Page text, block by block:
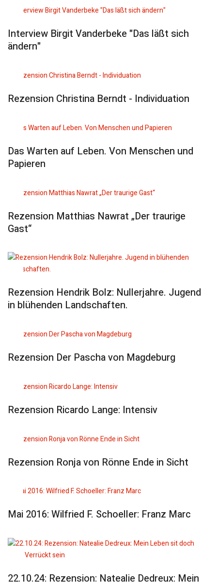
Interview Birgit Vanderbeke "Das läßt sich
ändern"
Rezension Christina Berndt - Individuation
Das Warten auf Leben. Von Menschen und
Papieren
Rezension Matthias Nawrat „Der traurige
Gast“
Rezension Hendrik Bolz: Nullerjahre. Jugend
in blühenden Landschaften.
Rezension Der Pascha von Magdeburg
Rezension Ricardo Lange: Intensiv
Rezension Ronja von Rönne Ende in Sicht
Mai 2016: Wilfried F. Schoeller: Franz Marc
22.10.24: Rezension: Natealie Dedreux: Mein